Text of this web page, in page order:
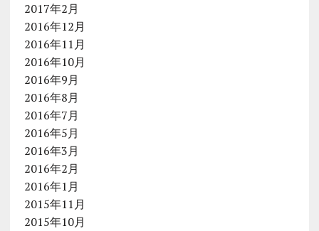
2017年2月
2016年12月
2016年11月
2016年10月
2016年9月
2016年8月
2016年7月
2016年5月
2016年3月
2016年2月
2016年1月
2015年11月
2015年10月